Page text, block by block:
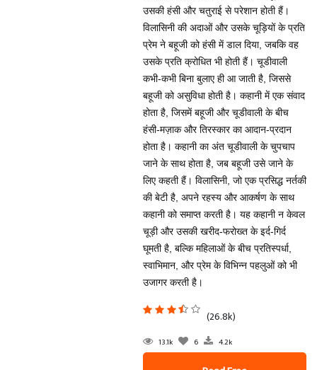
उसकी हंसी और चतुराई से परेशान होती हैं।
विलासिनी की अदाओं और उसके चूड़ियों के प्रति
प्रेम ने बहूजी को हंसी में डाल दिया, जबकि वह
उसके प्रति क्रोधित भी होती हैं। चूडीवाली
कभी-कभी बिना बुलाए ही आ जाती है, जिससे
बहूजी को असुविधा होती है। कहानी में एक संवाद
होता है, जिसमें बहूजी और चूडीवाली के बीच
हंसी-मज़ाक और तिरस्कार का आदान-प्रदान
होता है। कहानी का अंत चूडीवाली के चुपचाप
जाने के साथ होता है, जब बहूजी उसे जाने के
लिए कहती हैं। विलासिनी, जो एक प्रसिद्ध नर्तकी
की बेटी है, अपने रहस्य और आकर्षण के साथ
कहानी को समाप्त करती है। यह कहानी न केवल
चूड़ी और उसकी खरीद-फरोख्त के इर्द-गिर्द
घूमती है, बल्कि महिलाओं के बीच प्रतिस्पर्धा,
स्वाभिमान, और प्रेम के विभिन्न पहलुओं को भी
उजागर करती है।
(26.8k)
13.1k 6 4.2k